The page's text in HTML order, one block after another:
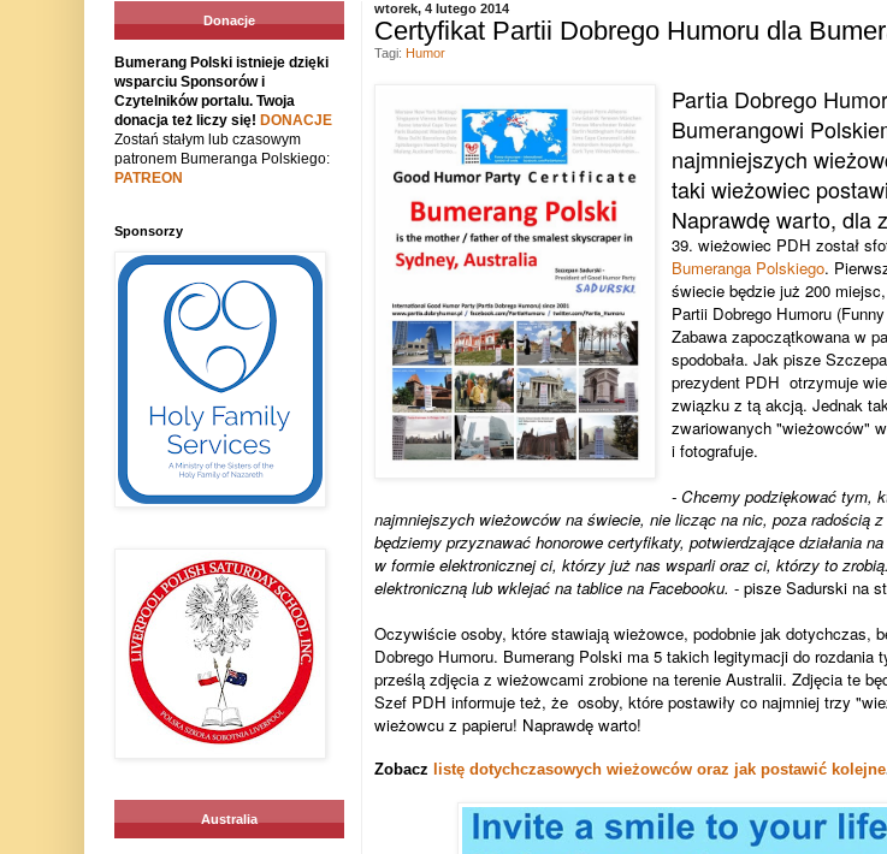
wtorek, 4 lutego 2014
Certyfikat Partii Dobrego Humoru dla
Partia Dobrego
Bumerangowi
najmniejszych
taki wieżowiec
Naprawdę warto, dla
39. wieżowiec PDH został
Bumeranga Polskiego.
świecie będzie już 200
Partii Dobrego Humoru
Zabawa zapoczątkowana w
spodobała. Jak pisze
prezydent PDH otrzymuje
związku z tą akcją. Jednak
zwariowanych "wieżowców"
i fotografuje.
- Chcemy podziękować tym,
najmniejszych wieżowców na świecie, nie licząc na nic, poza radością
będziemy przyznawać honorowe certyfikaty, potwierdzające działania
w formie elektronicznej ci, którzy już nas wsparli oraz ci, którzy to
elektroniczną lub wklejać na tablice na Facebooku. - pisze Sadurski na
Oczywiście osoby, które stawiają wieżowce, podobnie jak dotychczas,
Dobrego Humoru. Bumerang Polski ma 5 takich legitymacji do
prześlą zdjęcia z wieżowcami zrobione na terenie Australii. Zdjęcia te
Szef PDH informuje też, że osoby, które postawiły co najmniej trzy
wieżowcu z papieru! Naprawdę warto!
Zobacz listę dotychczasowych wieżowców oraz jak postawić kolejne
Tagi: Humor
Donacje
Bumerang Polski istnieje dzięki
wsparciu Sponsorów i
Czytelników portalu. Twoja
donacja też liczy się! DONACJE
Zostań stałym lub czasowym
patronem Bumeranga Polskiego:
PATREON
Sponsorzy
Australia